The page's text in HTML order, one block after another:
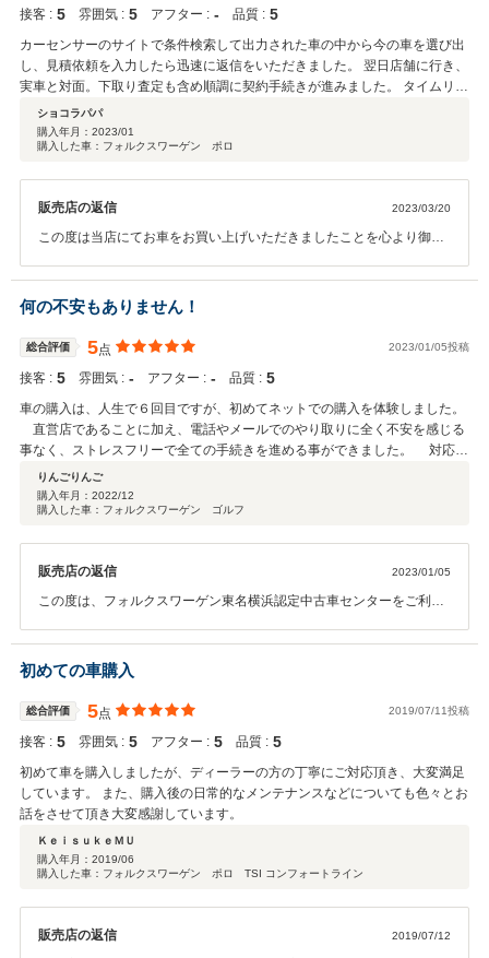
接客 : 5 雰囲気 : 5 アフター : ‐ 品質 : 5
カーセンサーのサイトで条件検索して出力された車の中から今の車を選び出
し、見積依頼を入力したら迅速に返信をいただきました。 翌日店舗に行き、
実車と対面。下取り査定も含め順調に契約手続きが進みました。 タイムリー
で正確な情報提供をいただき、ありがとうございました。
ショコラパパ
購入年月： 2023/01
購入した車：フォルクスワーゲン ポロ
販売店の返信 2023/03/20
この度は当店にてお車をお買い上げいただきましたことを心より御礼
誠心誠意アフターメンテナンスにつきましてもお手伝いさせていただ
きますので引き続きお引き立て賜わりますようよろしくお願い申し上
何の不安もありません！
総合評価 5点 2023/01/05投稿
接客 : 5 雰囲気 : ‐ アフター : ‐ 品質 : 5
車の購入は、人生で６回目ですが、初めてネットでの購入を体験しました。
直営店であることに加え、電話やメールでのやり取りに全く不安を感じる
事なく、ストレスフリーで全ての手続きを進める事ができました。 対応し
ていただいた方の、細やかな配慮や正確で迅速な対応には、高いプロ意識を
感じました。 もちろん、陸送されて届いた車は、とても美しく、整備に携
わる方々のクオリティの高さも感じ取れました。 決して小さな買い物では
りんごりんご
購入年月： 2022/12
購入した車：フォルクスワーゲン ゴルフ
販売店の返信 2023/01/05
この度は、フォルクスワーゲン東名横浜認定中古車センターをご利用
コメントありがとうございます。ネットでお車を購入・・・たくさん
の不安をお持ちなのは間違いないです。そんな中、安心していただけ
るようサポートさせていただくのが私の大好きな役割でございます。
サポートさせていただけて私もとても幸せです。今後とも長いお付き
合いをよろしくお願いいたします。
初めての車購入
総合評価 5点 2019/07/11投稿
接客 : 5 雰囲気 : 5 アフター : 5 品質 : 5
初めて車を購入しましたが、ディーラーの方の丁寧にご対応頂き、大変満足
しています。 また、購入後の日常的なメンテナンスなどについても色々とお
話をさせて頂き大変感謝しています。
ＫｅｉｓｕｋｅＭＵ
購入年月： 2019/06
購入した車：フォルクスワーゲン ポロ TSI コンフォートライン
販売店の返信 2019/07/12